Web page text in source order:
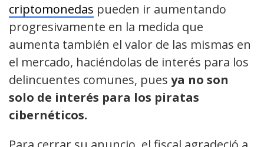
criptomonedas pueden ir aumentando
progresivamente en la medida que
aumenta también el valor de las mismas en
el mercado, haciéndolas de interés para los
delincuentes comunes, pues ya no son
solo de interés para los piratas
cibernéticos.